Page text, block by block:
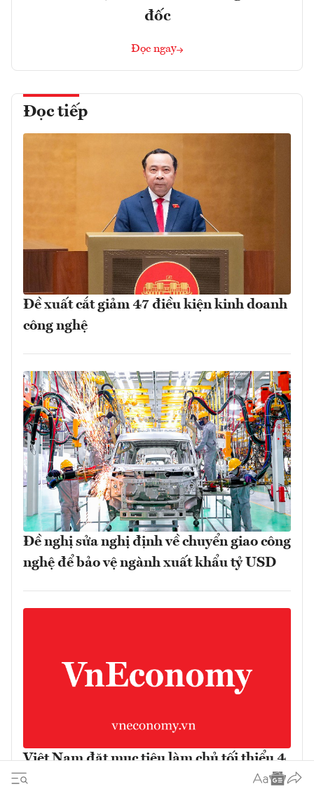
đốc
Đọc ngay
Đọc tiếp
Đề xuất cắt giảm 47 điều kiện kinh doanh
công nghệ
Đề nghị sửa nghị định về chuyển giao công
nghệ để bảo vệ ngành xuất khẩu tỷ USD
Việt Nam đặt mục tiêu làm chủ tối thiểu 4
công nghệ chiến lược